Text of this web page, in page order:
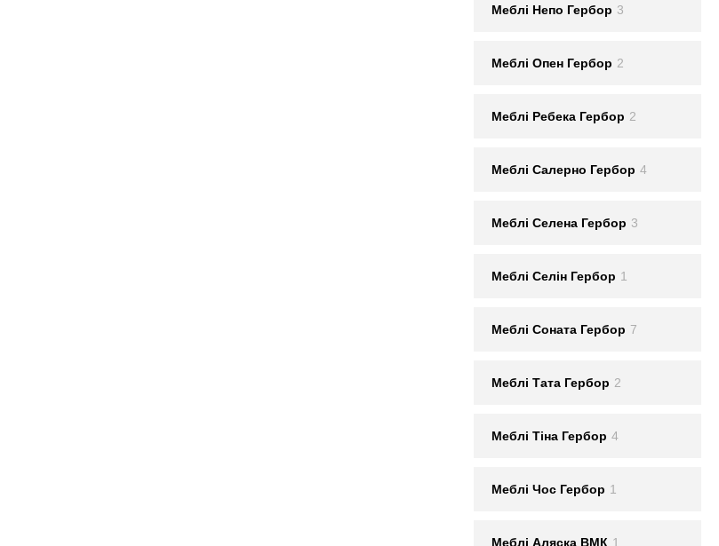
Меблi Непо Гербор 3
Меблi Опен Гербор 2
Меблi Ребека Гербор 2
Меблi Салерно Гербор 4
Меблi Селена Гербор 3
Меблi Селін Гербор 1
Меблi Соната Гербор 7
Меблi Тата Гербор 2
Меблi Тіна Гербор 4
Меблi Чос Гербор 1
Меблi Аляска ВМК 1